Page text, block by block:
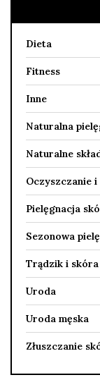
Dieta
Fitness
Inne
Naturalna
Naturalne
Oczyszczanie
Pielęgnacja
Sezonowa
Trądzik i
Uroda
Uroda męska
Złuszczanie